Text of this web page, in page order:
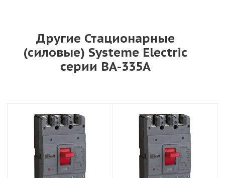
Другие Стационарные
(силовые) Systeme Electric
серии ВА-335А